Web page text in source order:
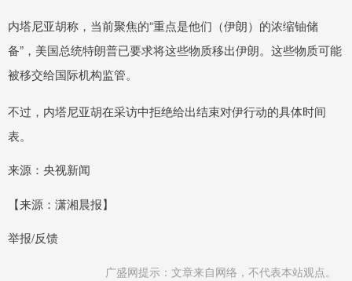
内塔尼亚胡称，当前聚焦的“重点是他们（伊朗）的浓缩铀储
备”，美国总统特朗普已要求将这些物质移出伊朗。这些物质可能
被移交给国际机构监管。
不过，内塔尼亚胡在采访中拒绝给出结束对伊行动的具体时间
表。
来源：央视新闻
【来源：潇湘晨报】
举报/反馈
广盛网提示：文章来自网络，不代表本站观点。